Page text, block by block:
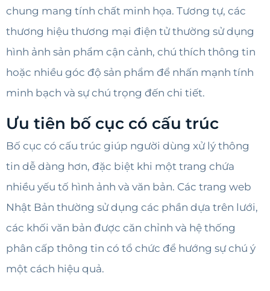
chung mang tính chất minh họa. Tương tự, các
thương hiệu thương mại điện tử thường sử dụng
hình ảnh sản phẩm cận cảnh, chú thích thông tin
hoặc nhiều góc độ sản phẩm để nhấn mạnh tính
minh bạch và sự chú trọng đến chi tiết.
Ưu tiên bố cục có cấu trúc
Bố cục có cấu trúc giúp người dùng xử lý thông
tin dễ dàng hơn, đặc biệt khi một trang chứa
nhiều yếu tố hình ảnh và văn bản. Các trang web
Nhật Bản thường sử dụng các phần dựa trên lưới,
các khối văn bản được căn chỉnh và hệ thống
phân cấp thông tin có tổ chức để hướng sự chú ý
một cách hiệu quả.